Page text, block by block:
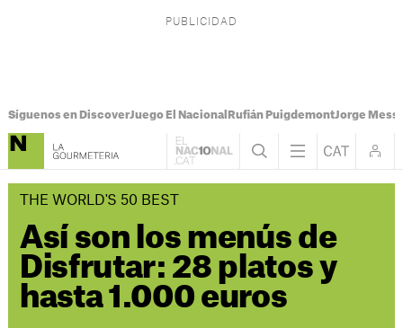
Síguenos en DiscoverJuego El Nacional Rufián PuigdemontJorge Messi
THE WORLD'S 50 BEST
Así son los menús de
Disfrutar: 28 platos y
hasta 1.000 euros